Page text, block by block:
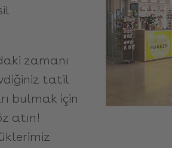
zamanı
tatil
bulmak için
atın!